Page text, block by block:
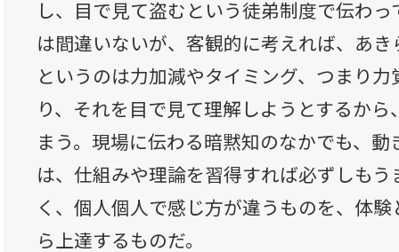
し、目で見て盗むという徒弟制度で伝わ
は間違いないが、客観的に考えれば、あ
というのは力加減やタイミング、つまり
り、それを目で見て理解しようとするか
まう。現場に伝わる暗黙知のなかでも、
は、仕組みや理論を習得すれば必ずしも
く、個人個人で感じ方が違うものを、体
ら上達するものだ。